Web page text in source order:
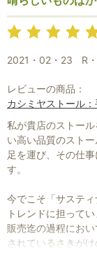
2021・02・23 R
レビューの商品：
カシミヤストール
私が貴店のストー
い高い品質のスト
足を運び、その仕
す。
今でこそ「サステ
トレンドに担って
販売迄の過程にお
されているさきがけ